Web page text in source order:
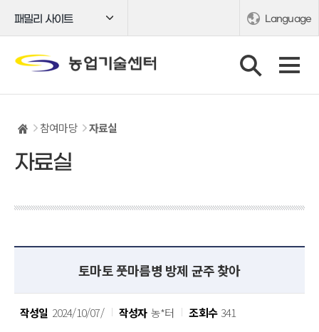
패밀리 사이트 Language
참여마당 자료실
자료실
토마토 풋마름병 방제 균주 찾아
작성일 2024/10/07/ 작성자 농*터 조회수 341